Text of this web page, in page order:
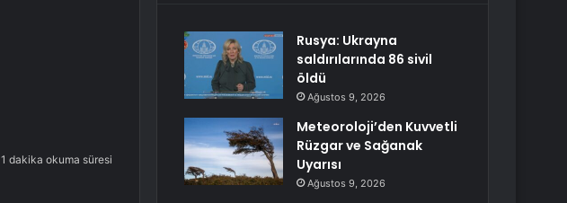
1 dakika okuma süresi
Rusya: Ukrayna
saldırılarında 86 sivil
öldü
Ağustos 9, 2026
Meteoroloji’den Kuvvetli
Rüzgar ve Sağanak
Uyarısı
Ağustos 9, 2026